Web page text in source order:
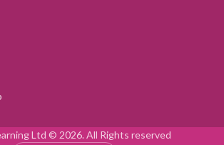
Ltd © 2026. All Rights reserved